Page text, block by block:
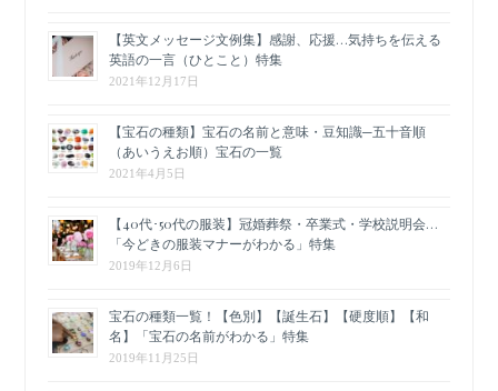
【英文メッセージ文例集】感謝、応援…気持ちを伝える
英語の一言（ひとこと）特集
2021年12月17日
【宝石の種類】宝石の名前と意味・豆知識─五十音順
（あいうえお順）宝石の一覧
2021年4月5日
【40代･50代の服装】冠婚葬祭・卒業式・学校説明会…
「今どきの服装マナーがわかる」特集
2019年12月6日
宝石の種類一覧！【色別】【誕生石】【硬度順】【和
名】「宝石の名前がわかる」特集
2019年11月25日